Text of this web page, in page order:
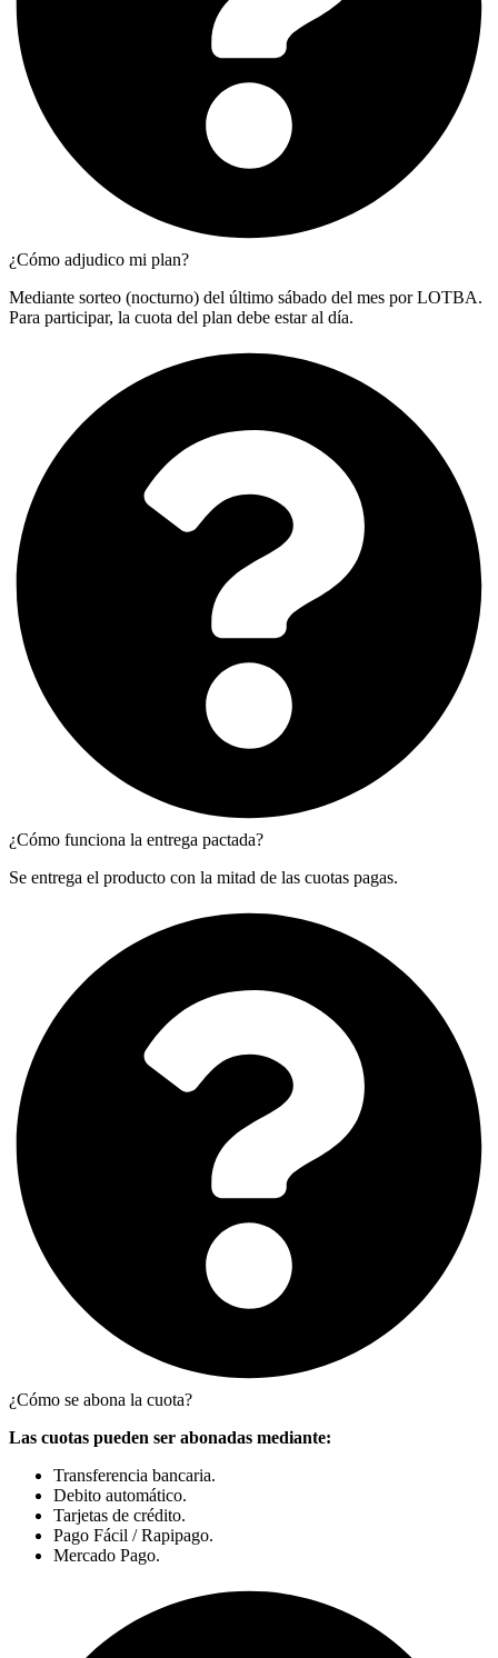
¿Cómo adjudico mi plan?
Mediante sorteo (nocturno) del último sábado del mes por LOTBA.
Para participar, la cuota del plan debe estar al día.
¿Cómo funciona la entrega pactada?
Se entrega el producto con la mitad de las cuotas pagas.
¿Cómo se abona la cuota?
Las cuotas pueden ser abonadas mediante:
Transferencia bancaria.
Debito automático.
Tarjetas de crédito.
Pago Fácil / Rapipago.
Mercado Pago.